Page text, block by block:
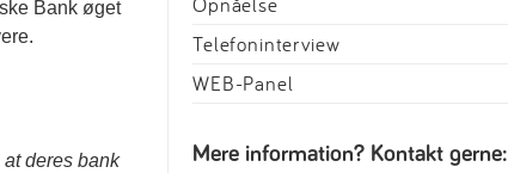
Bank øget
deres bank
Telefoninterview
WEB-Panel
Mere information? Kontakt gerne: